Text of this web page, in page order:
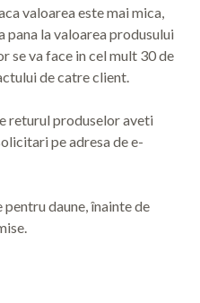
valoarea este mai mica,
la valoarea produsului
se va face in cel mult 30 de
de catre client.
returul produselor aveti
pe adresa de e-
daune, înainte de